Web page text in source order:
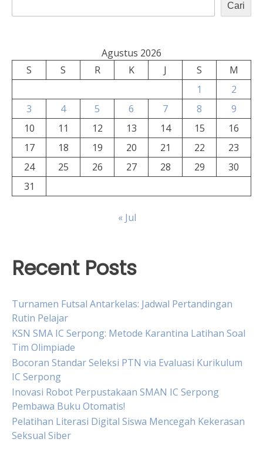
Cari
Agustus 2026
S
S R K J S
M
1
2
3
4 5 6 7 8
9
10
11 12 13 14 15
16
17
18 19 20 21 22
23
24
25 26 27 28 29
30
31
« Jul
Recent Posts
Turnamen Futsal Antarkelas: Jadwal Pertandingan
Rutin Pelajar
KSN SMA IC Serpong: Metode Karantina Latihan Soal
Tim Olimpiade
Bocoran Standar Seleksi PTN via Evaluasi Kurikulum
IC Serpong
Inovasi Robot Perpustakaan SMAN IC Serpong
Pembawa Buku Otomatis!
Pelatihan Literasi Digital Siswa Mencegah Kekerasan
Seksual Siber